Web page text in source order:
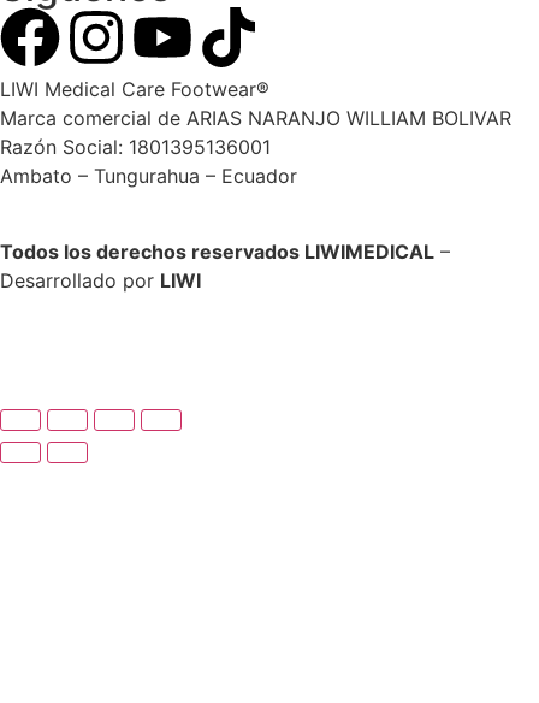
LIWI Medical Care Footwear®
Marca comercial de ARIAS NARANJO WILLIAM BOLIVAR
Razón Social: 1801395136001
Ambato – Tungurahua – Ecuador
Todos los derechos reservados LIWIMEDICAL –
Desarrollado por LIWI